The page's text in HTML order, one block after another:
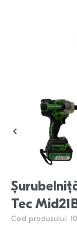
Tec
Cod produsului: